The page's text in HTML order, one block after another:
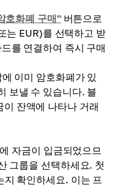
호화폐 구매"버튼으로
는 EUR)를 선택하고 받
를 연결하여 즉시 구매
이미 암호화폐가 있
보낼 수 있습니다. 블
잔액에 나타나 거래
자금이 입금되었으므
그룹을 선택하세요. 첫
지 확인하세요. 이는 프